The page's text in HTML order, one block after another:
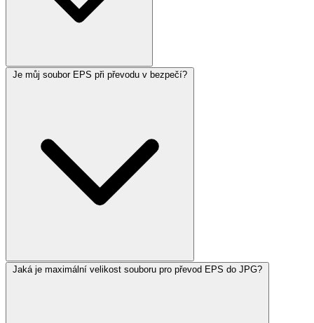
Je můj soubor EPS při převodu v bezpečí?
Jaká je maximální velikost souboru pro převod EPS do JPG?